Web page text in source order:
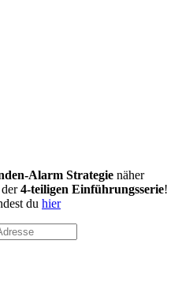
Alarm Strategie näher
4-teiligen Einführungsserie!
du hier